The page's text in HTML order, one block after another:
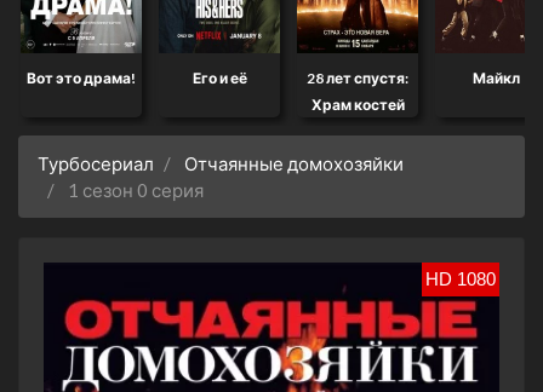
Вот это драма! Его и её
28 лет спустя:
Храм костей
Майкл
Турбосериал
Отчаянные домохозяйки
1 сезон 0 серия
HD 1080